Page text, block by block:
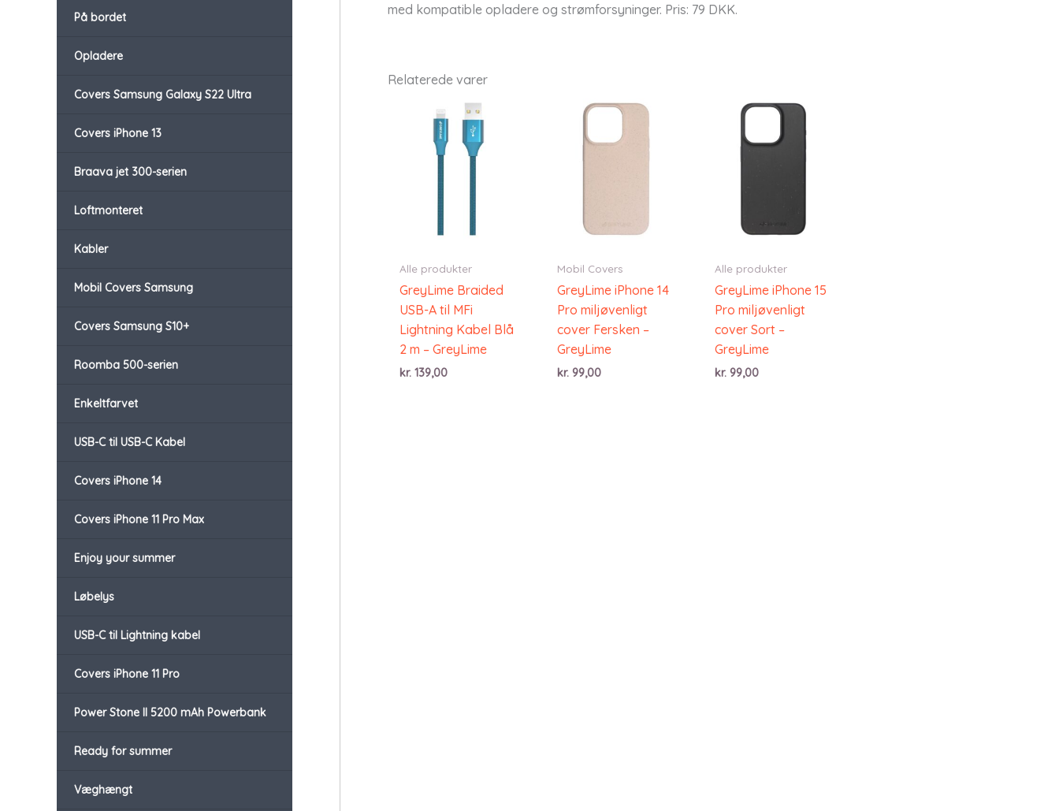
På bordet
Opladere
Covers Samsung Galaxy S22 Ultra
Covers iPhone 13
Braava jet 300-serien
Loftmonteret
Kabler
Mobil Covers Samsung
Covers Samsung S10+
Roomba 500-serien
Enkeltfarvet
USB-C til USB-C Kabel
Covers iPhone 14
Covers iPhone 11 Pro Max
Enjoy your summer
Løbelys
USB-C til Lightning kabel
Covers iPhone 11 Pro
Power Stone II 5200 mAh Powerbank
Ready for summer
Væghængt
med kompatible opladere og strømforsyninger. Pris: 79 DKK.
Relaterede varer
Alle produkter
GreyLime Braided
USB-A til MFi
Lightning Kabel Blå
2 m – GreyLime
kr. 139,00
Mobil Covers
GreyLime iPhone 14
Pro miljøvenligt
cover Fersken –
GreyLime
kr.99,00
Alle produkter
GreyLime iPhone 15
Pro miljøvenligt
cover Sort –
GreyLime
kr.99,00